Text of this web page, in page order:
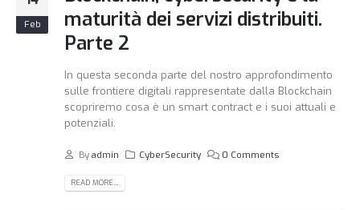
Feb
maturità dei servizi distribuiti.
Parte 2
In questa seconda parte del nostro approfondimento
sulle frontiere digitali rappresentate dalla Blockchain
scopriremo cosa è un smart contract e i suoi attuali e
potenziali.
Byadmin CyberSecurity 0 Comments
READ MORE...